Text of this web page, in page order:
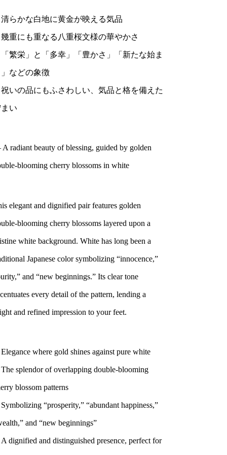
清らかな白地に黄金が映える気品
幾重にも重なる八重桜文様の華やかさ
「繁栄」と「多幸」「豊かさ」「新たな始ま
」などの象徴
祝いの品にもふさわしい、気品と格を備えた
い
radiant beauty of blessing, guided by golden
blooming cherry blossoms in white
elegant and dignified pair features golden
blooming cherry blossoms layered upon a
white background. White has long been a
Japanese color symbolizing “innocence,”
and “new beginnings.” Its clear tone
every detail of the pattern, lending a
and refined impression to your feet.
Elegance where gold shines against pure white
The splendor of overlapping double-blooming
blossom patterns
Symbolizing “prosperity,” “abundant happiness,”
and “new beginnings”
A dignified and distinguished presence, perfect for